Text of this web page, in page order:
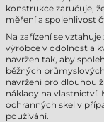
konstrukce zaručuje,
měření a spolehlivost
Na zařízení se
výrobce v odolnost a
navržen tak, aby
běžných
navrženi pro dlouhou
náklady na
ochranných skel v
používání.